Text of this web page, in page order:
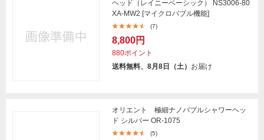
ヘッド（レイニーベーシック） NS3006-80
XA-MW2 [マイクロバブル機能]
(7)
8,800円
880ポイント
送料無料、8月8日（土） お届け
オリエント 極細ナノバブルシャワーヘッ
ド シルバー OR-1075
(5)